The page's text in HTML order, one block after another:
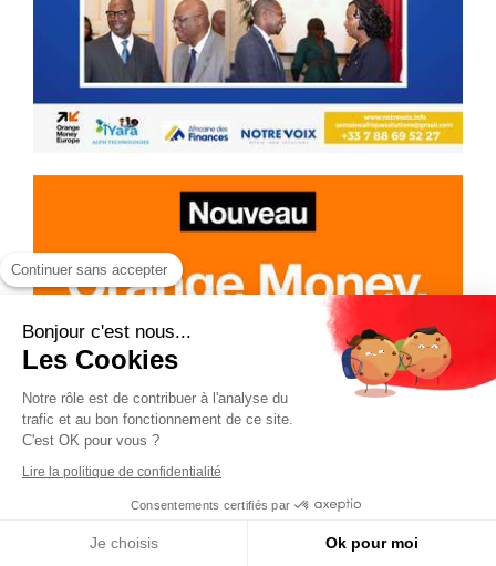
Continuer sans accepter
Bonjour c'est nous...
Les Cookies
Notre rôle est de contribuer à l'analyse du
trafic et au bon fonctionnement de ce site.
C'est OK pour vous ?
Lire la politique de confidentialité
Consentements certifiés par
Je choisis Ok pour moi